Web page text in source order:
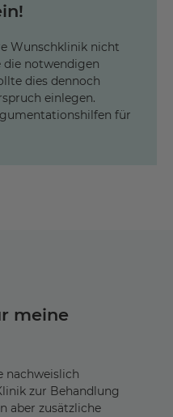
Wunschklinik nicht
die notwendigen
dies dennoch
einlegen.
für
meine
nachweislich
zur Behandlung
aber zusätzliche